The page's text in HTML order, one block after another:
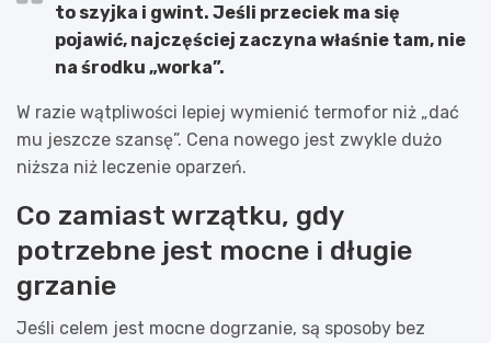
to szyjka i gwint. Jeśli przeciek ma się
pojawić, najczęściej zaczyna właśnie tam, nie
na środku „worka”.
W razie wątpliwości lepiej wymienić termofor niż „dać
mu jeszcze szansę”. Cena nowego jest zwykle dużo
niższa niż leczenie oparzeń.
Co zamiast wrzątku, gdy
potrzebne jest mocne i długie
grzanie
Jeśli celem jest mocne dogrzanie, są sposoby bez